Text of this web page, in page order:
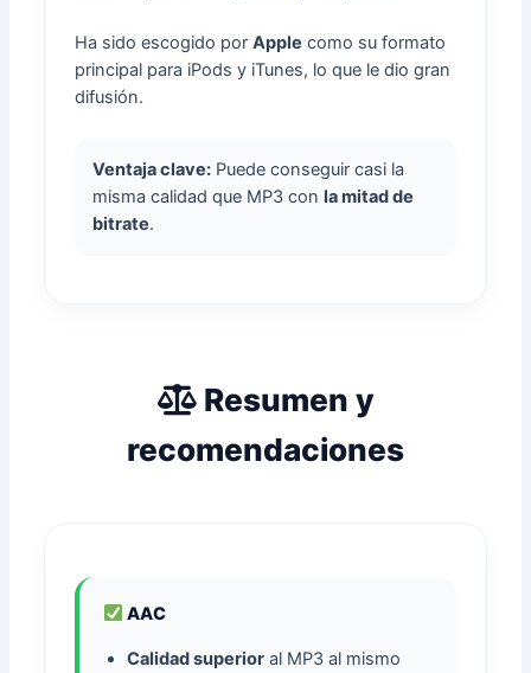
Ha sido escogido porApple como su formato
principal para iPods y iTunes, lo que le dio gran
difusión.
Ventaja clave: Puede conseguir casi la
misma calidad que MP3 conla mitad de
bitrate.
Resumen y
recomendaciones
AAC
Calidad superior al MP3 al mismo